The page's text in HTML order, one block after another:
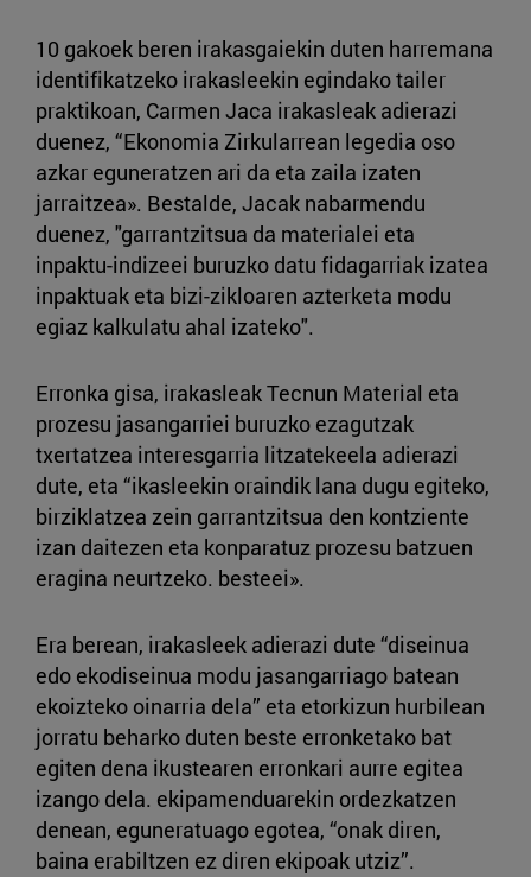
10 gakoek beren irakasgaiekin duten harremana
identifikatzeko irakasleekin egindako tailer
praktikoan, Carmen Jaca irakasleak adierazi
duenez, “Ekonomia Zirkularrean legedia oso
azkar eguneratzen ari da eta zaila izaten
jarraitzea». Bestalde, Jacak nabarmendu
duenez, "garrantzitsua da materialei eta
inpaktu-indizeei buruzko datu fidagarriak izatea
inpaktuak eta bizi-zikloaren azterketa modu
egiaz kalkulatu ahal izateko".
Erronka gisa, irakasleak Tecnun Material eta
prozesu jasangarriei buruzko ezagutzak
txertatzea interesgarria litzatekeela adierazi
dute, eta “ikasleekin oraindik lana dugu egiteko,
birziklatzea zein garrantzitsua den kontziente
izan daitezen eta konparatuz prozesu batzuen
eragina neurtzeko. besteei».
Era berean, irakasleek adierazi dute “diseinua
edo ekodiseinua modu jasangarriago batean
ekoizteko oinarria dela” eta etorkizun hurbilean
jorratu beharko duten beste erronketako bat
egiten dena ikustearen erronkari aurre egitea
izango dela. ekipamenduarekin ordezkatzen
denean, eguneratuago egotea, “onak diren,
baina erabiltzen ez diren ekipoak utziz”.